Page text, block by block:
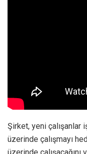
Şirket, yeni çalışanlar
üzerinde çalışmayı